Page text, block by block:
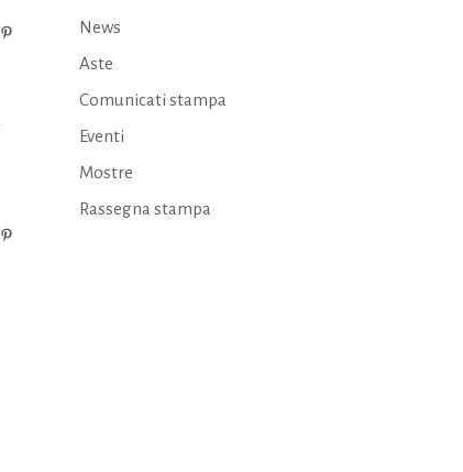
News
Aste
Comunicati stampa
Eventi
Mostre
Rassegna stampa